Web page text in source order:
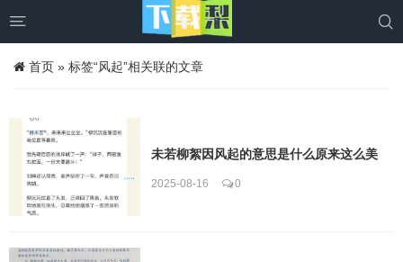
 
首页 » 标签“风起”相关联的文章
未若柳絮因风起的意思是什么原来这么美
2025-08-16 0